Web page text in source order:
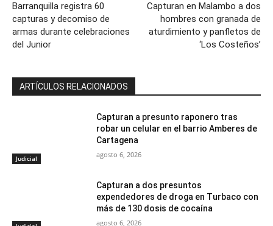
Barranquilla registra 60
capturas y decomiso de
armas durante celebraciones
del Junior
Capturan en Malambo a dos
hombres con granada de
aturdimiento y panfletos de
‘Los Costeños’
ARTÍCULOS RELACIONADOS
Judicial
Capturan a presunto raponero tras
robar un celular en el barrio Amberes de
Cartagena
agosto 6, 2026
Capturan a dos presuntos
expendedores de droga en Turbaco con
más de 130 dosis de cocaína
agosto 6, 2026